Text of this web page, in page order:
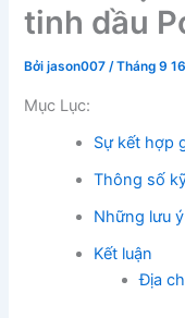
tinh dầu
Bởijason007/Tháng 9
Mục Lục:
Sự kết hợp
Thông số
Những lưu
Kết luận
Địa